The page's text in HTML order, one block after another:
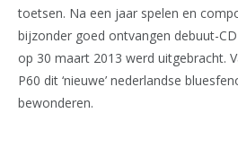
toetsen. Na een jaar spelen en
bijzonder goed ontvangen debuut-CD
op 30 maart 2013 werd uitgebracht.
P60 dit ‘nieuwe’ nederlandse
bewonderen.